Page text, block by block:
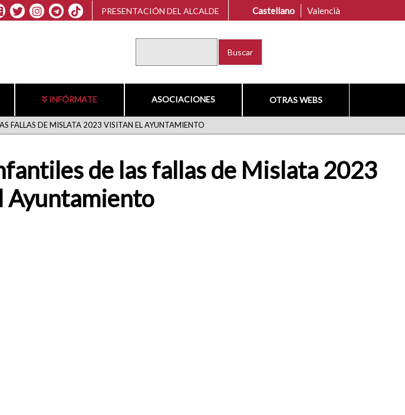
PRESENTACIÓN DEL ALCALDE Castellano Valencià
INFÓRMATE ASOCIACIONES OTRAS WEBS
FALLAS DE MISLATA 2023 VISITAN EL AYUNTAMIENTO
de las fallas de Mislata 2023
Ayuntamiento